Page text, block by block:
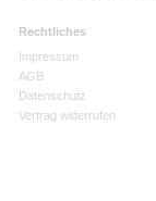
Rechtliches
Impressum
AGB
Datenschutz
Vertrag widerrufen